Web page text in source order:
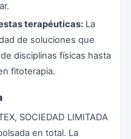
terapéuticas: La
de soluciones que
disciplinas físicas hasta
fitoterapia.
SOCIEDAD LIMITADA
en total. La